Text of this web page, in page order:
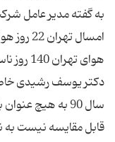
به گفته مدیر عامل
امسال
دکتر یوسف رشیدی
سال 90 به هیچ
قابل مقایسه نیست به